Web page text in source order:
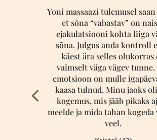
Yoni massaazi tulemusel
et sõna “vabastav” on
ejakulatsiooni kohta liiga
sõna. Julgus anda kontroll
käest ära selles olukorras
vaimselt väga vägev tunne.
emotsioon on mulle
kaasa tulnud. Minu jaoks
kogemus, mis jääb pikaks
meelde ja mida tahan kogeda
veel.